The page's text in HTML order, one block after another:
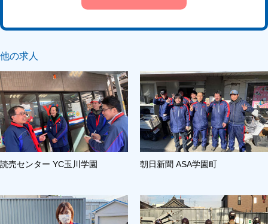
他の求人
読売センター YC玉川学園 朝日新聞 ASA学園町